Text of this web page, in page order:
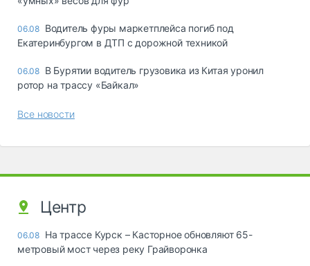
06.08 Водитель фуры маркетплейса погиб под
Екатеринбургом в ДТП с дорожной техникой
06.08 В Бурятии водитель грузовика из Китая уронил
ротор на трассу «Байкал»
Все новости
Центр
06.08 На трассе Курск – Касторное обновляют 65-
метровый мост через реку Грайворонка